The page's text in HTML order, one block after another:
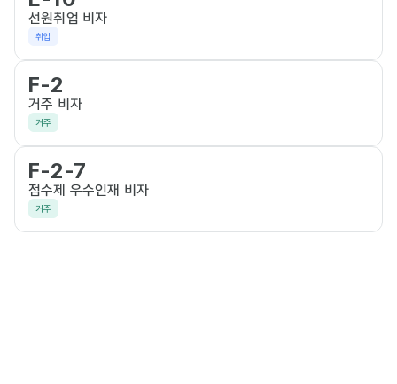
선원취업 비자
취업
F-2
거주 비자
거주
F-2-7
점수제 우수인재 비자
거주